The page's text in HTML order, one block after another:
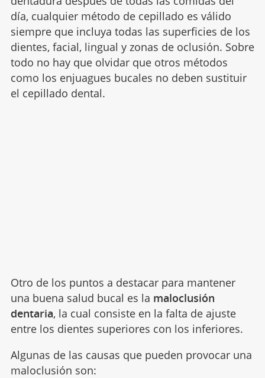
día, cualquier método de cepillado es válido
siempre que incluya todas las superficies de los
dientes, facial, lingual y zonas de oclusión. Sobre
todo no hay que olvidar que otros métodos
como los enjuagues bucales no deben sustituir
el cepillado dental.
Otro de los puntos a destacar para mantener
una buena salud bucal es la maloclusión
dentaria, la cual consiste en la falta de ajuste
entre los dientes superiores con los inferiores.
Algunas de las causas que pueden provocar una
maloclusión son: